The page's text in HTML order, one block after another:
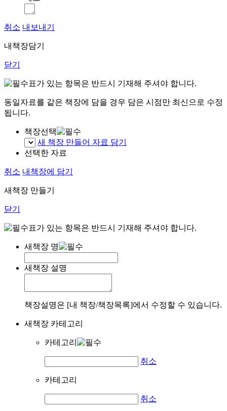
취소 내보내기
내책장담기
닫기
표가 있는 항목은 반드시 기재해 주셔야 합니다.
동일자료를 같은 책장에 담을 경우 담은 시점만 최신으로 수정
됩니다.
책장선택
새 책장 만들어 자료 담기
선택한 자료
취소 내책장에 담기
새책장 만들기
닫기
표가 있는 항목은 반드시 기재해 주셔야 합니다.
새책장 명
새책장 설명
책장설명은 [내 책장/책장목록]에서 수정할 수 있습니다.
새책장 카테고리
카테고리
취소
카테고리
취소